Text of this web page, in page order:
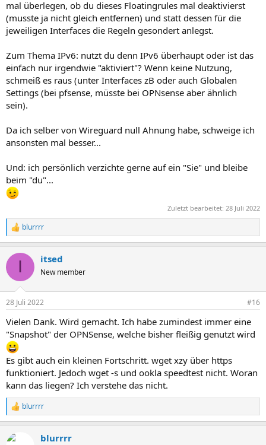
mal überlegen, ob du dieses Floatingrules mal deaktivierst
(musste ja nicht gleich entfernen) und statt dessen für die
jeweiligen Interfaces die Regeln gesondert anlegst.
Zum Thema IPv6: nutzt du denn IPv6 überhaupt oder ist das
einfach nur irgendwie "aktiviert"? Wenn keine Nutzung,
schmeiß es raus (unter Interfaces zB oder auch Globalen
Settings (bei pfsense, müsste bei OPNsense aber ähnlich
sein).
Da ich selber von Wireguard null Ahnung habe, schweige ich
ansonsten mal besser...
Und: ich persönlich verzichte gerne auf ein "Sie" und bleibe
beim "du"...
Zuletzt bearbeitet: 28 Juli 2022
R
e
k
i
e
:
blurrrr
I itsed
New member
28 Juli 2022 #16
Vielen Dank. Wird gemacht. Ich habe zumindest immer eine
"Snapshot" der OPNSense, welche bisher fleißig genutzt wird
Es gibt auch ein kleinen Fortschritt. wget xzy über https
funktioniert. Jedoch wget -s und ookla speedtest nicht. Woran
kann das liegen? Ich verstehe das nicht.
R
e
k
blurrrr
blurrrr